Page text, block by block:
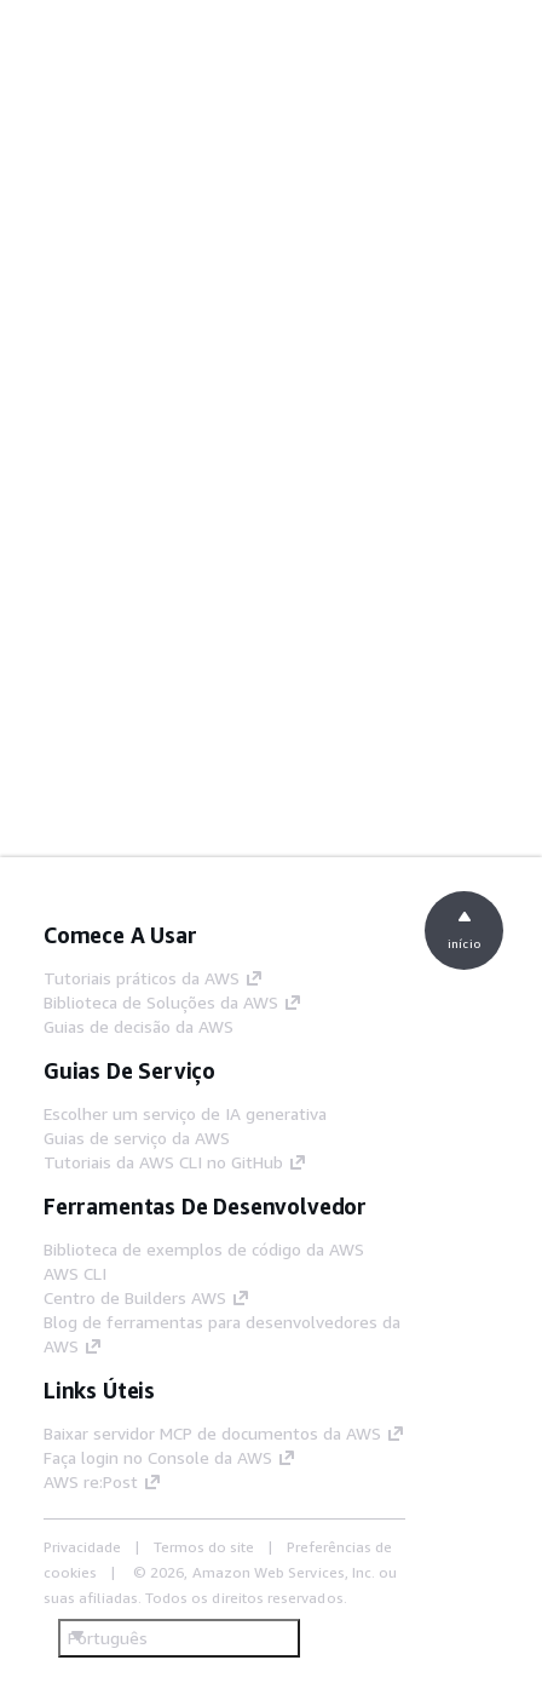
Comece A Usar
Tutoriais práticos da AWS
Biblioteca de Soluções da AWS
Guias de decisão da AWS
Guias De Serviço
Escolher um serviço de IA generativa
Guias de serviço da AWS
Tutoriais da AWS CLI no GitHub
Ferramentas De Desenvolvedor
Biblioteca de exemplos de código da AWS
AWS CLI
Centro de Builders AWS
Blog de ferramentas para desenvolvedores da
AWS
Links Úteis
Baixar servidor MCP de documentos da AWS
Faça login no Console da AWS
AWS re:Post
Privacidade Termos do site
Preferências de
cookies
© 2026, Amazon Web Services, Inc. ou
suas afiliadas. Todos os direitos reservados.
Português
início